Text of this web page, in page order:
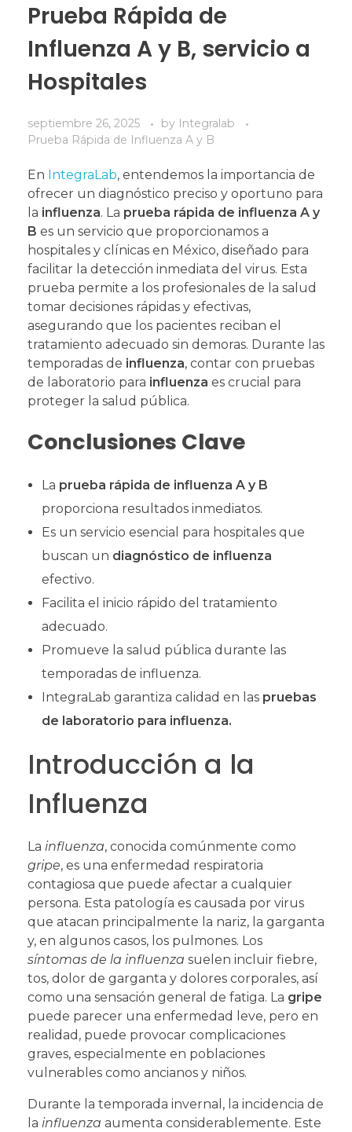
Prueba Rápida de
Influenza A y B, servicio a
Hospitales
septiembre 26, 2025 by Integralab
Prueba Rápida de Influenza A y B
En IntegraLab, entendemos la importancia de
ofrecer un diagnóstico preciso y oportuno para
la influenza. La prueba rápida de influenza A y
B es un servicio que proporcionamos a
hospitales y clínicas en México, diseñado para
facilitar la detección inmediata del virus. Esta
prueba permite a los profesionales de la salud
tomar decisiones rápidas y efectivas,
asegurando que los pacientes reciban el
tratamiento adecuado sin demoras. Durante las
temporadas de influenza, contar con pruebas
de laboratorio para influenza es crucial para
proteger la salud pública.
Conclusiones Clave
La prueba rápida de influenza A y B
proporciona resultados inmediatos.
Es un servicio esencial para hospitales que
buscan un diagnóstico de influenza
efectivo.
Facilita el inicio rápido del tratamiento
adecuado.
Promueve la salud pública durante las
temporadas de influenza.
IntegraLab garantiza calidad en las pruebas
de laboratorio para influenza.
Introducción a la
Influenza
La influenza, conocida comúnmente como
gripe, es una enfermedad respiratoria
contagiosa que puede afectar a cualquier
persona. Esta patología es causada por virus
que atacan principalmente la nariz, la garganta
y, en algunos casos, los pulmones. Los
síntomas de la influenza suelen incluir fiebre,
tos, dolor de garganta y dolores corporales, así
como una sensación general de fatiga. La gripe
puede parecer una enfermedad leve, pero en
realidad, puede provocar complicaciones
graves, especialmente en poblaciones
vulnerables como ancianos y niños.
Durante la temporada invernal, la incidencia de
la influenza aumenta considerablemente. Este